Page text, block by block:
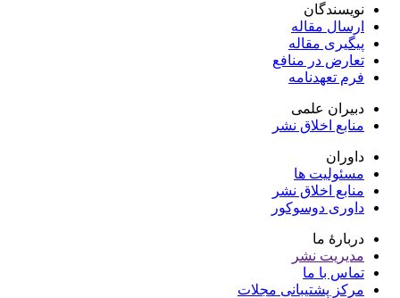
نویسندگان
ارسال مقاله
پیگیری مقاله
تعارض در منافع
فرم تعهدنامه
دبیران علمی
منابع اخلاق نشر
داوران
مسئولیت ها
منابع اخلاق نشر
داوری دوسوکور
دربارۀ ما
مدیریت نشر
تماس با ما
مرکز پشتیبانی مجلات